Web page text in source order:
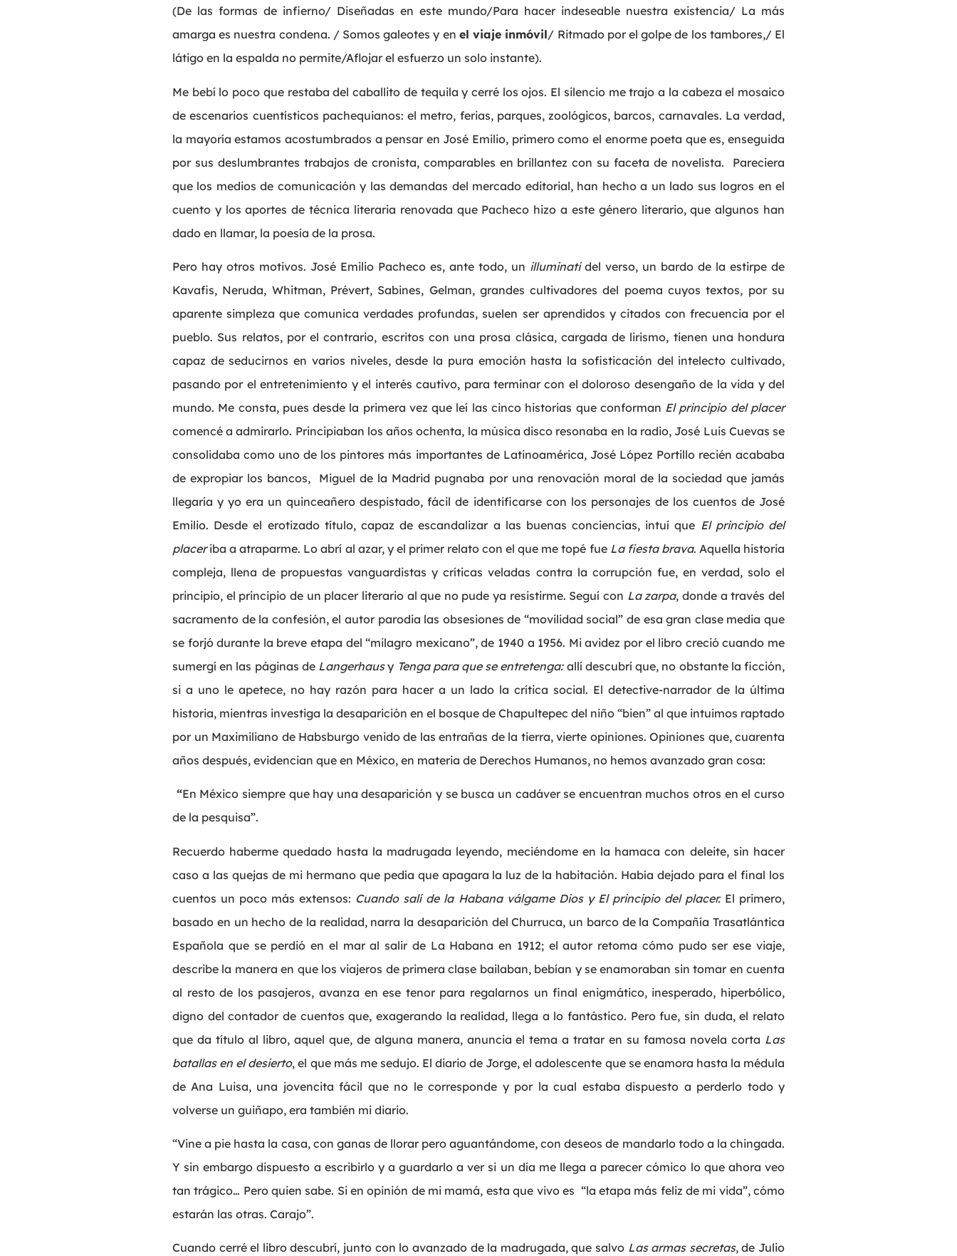
(De las formas de infierno/ Diseñadas en este mundo/Para hacer indeseable nuestra existencia/ La más
amarga es nuestra condena. / Somos galeotes y en el viaje inmóvil/ Ritmado por el golpe de los tambores,/ El
látigo en la espalda no permite/Aflojar el esfuerzo un solo instante).
Me bebí lo poco que restaba del caballito de tequila y cerré los ojos. El silencio me trajo a la cabeza el mosaico
de escenarios cuentísticos pachequianos: el metro, ferias, parques, zoológicos, barcos, carnavales. La verdad,
la mayoría estamos acostumbrados a pensar en José Emilio, primero como el enorme poeta que es, enseguida
por sus deslumbrantes trabajos de cronista, comparables en brillantez con su faceta de novelista. Pareciera
que los medios de comunicación y las demandas del mercado editorial, han hecho a un lado sus logros en el
cuento y los aportes de técnica literaria renovada que Pacheco hizo a este género literario, que algunos han
dado en llamar, la poesía de la prosa.
Pero hay otros motivos. José Emilio Pacheco es, ante todo, un illuminatidel verso, un bardo de la estirpe de
Kavafis, Neruda, Whitman, Prévert, Sabines, Gelman, grandes cultivadores del poema cuyos textos, por su
aparente simpleza que comunica verdades profundas, suelen ser aprendidos y citados con frecuencia por el
pueblo. Sus relatos, por el contrario, escritos con una prosa clásica, cargada de lirismo, tienen una hondura
capaz de seducirnos en varios niveles, desde la pura emoción hasta la sofisticación del intelecto cultivado,
pasando por el entretenimiento y el interés cautivo, para terminar con el doloroso desengaño de la vida y del
mundo. Me consta, pues desde la primera vez que leí las cinco historias que conforman El principio del placer
comencé a admirarlo. Principiaban los años ochenta, la música disco resonaba en la radio, José Luis Cuevas se
consolidaba como uno de los pintores más importantes de Latinoamérica, José López Portillo recién acababa
de expropiar los bancos, Miguel de la Madrid pugnaba por una renovación moral de la sociedad que jamás
llegaría y yo era un quinceañero despistado, fácil de identificarse con los personajes de los cuentos de José
Emilio. Desde el erotizado título, capaz de escandalizar a las buenas conciencias, intuí que El principio del
placeriba a atraparme. Lo abrí al azar, y el primer relato con el que me topé fue La fiesta brava. Aquella historia
compleja, llena de propuestas vanguardistas y críticas veladas contra la corrupción fue, en verdad, solo el
principio, el principio de un placer literario al que no pude ya resistirme. Seguí con La zarpa, donde a través del
sacramento de la confesión, el autor parodia las obsesiones de “movilidad social” de esa gran clase media que
se forjó durante la breve etapa del “milagro mexicano”, de 1940 a 1956. Mi avidez por el libro creció cuando me
sumergí en las páginas de Langerhausy Tenga para que se entretenga:allí descubrí que, no obstante la ficción,
si a uno le apetece, no hay razón para hacer a un lado la crítica social. El detective-narrador de la última
historia, mientras investiga la desaparición en el bosque de Chapultepec del niño “bien” al que intuimos raptado
por un Maximiliano de Habsburgo venido de las entrañas de la tierra, vierte opiniones. Opiniones que, cuarenta
años después, evidencian que en México, en materia de Derechos Humanos, no hemos avanzado gran cosa:
“En México siempre que hay una desaparición y se busca un cadáver se encuentran muchos otros en el curso
de la pesquisa”.
Recuerdo haberme quedado hasta la madrugada leyendo, meciéndome en la hamaca con deleite, sin hacer
caso a las quejas de mi hermano que pedía que apagara la luz de la habitación. Había dejado para el final los
cuentos un poco más extensos: Cuando salí de la Habana válgame Dios y El principio del placer.El primero,
basado en un hecho de la realidad, narra la desaparición del Churruca, un barco de la Compañía Trasatlántica
Española que se perdió en el mar al salir de La Habana en 1912; el autor retoma cómo pudo ser ese viaje,
describe la manera en que los viajeros de primera clase bailaban, bebían y se enamoraban sin tomar en cuenta
al resto de los pasajeros, avanza en ese tenor para regalarnos un final enigmático, inesperado, hiperbólico,
digno del contador de cuentos que, exagerando la realidad, llega a lo fantástico. Pero fue, sin duda, el relato
que da título al libro, aquel que, de alguna manera, anuncia el tema a tratar en su famosa novela corta Las
batallas en el desierto, el que más me sedujo. El diario de Jorge, el adolescente que se enamora hasta la médula
de Ana Luisa, una jovencita fácil que no le corresponde y por la cual estaba dispuesto a perderlo todo y
volverse un guiñapo, era también mi diario.
“Vine a pie hasta la casa, con ganas de llorar pero aguantándome, con deseos de mandarlo todo a la chingada.
Y sin embargo dispuesto a escribirlo y a guardarlo a ver si un día me llega a parecer cómico lo que ahora veo
tan trágico… Pero quien sabe. Si en opinión de mi mamá, esta que vivo es “la etapa más feliz de mi vida”, cómo
estarán las otras. Carajo”.
Cuando cerré el libro descubrí, junto con lo avanzado de la madrugada, que salvo Las armas secretas, de Julio